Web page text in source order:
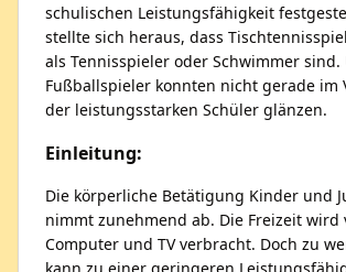
schulischen Leistungsfähigkeit
stellte sich heraus, dass
als Tennisspieler oder Schwimmer
Fußballspieler konnten nicht gerade im
der leistungsstarken Schüler glänzen.
Einleitung:
Die körperliche Betätigung Kinder und
nimmt zunehmend ab. Die Freizeit wird
Computer und TV verbracht. Doch zu
kann zu einer geringeren